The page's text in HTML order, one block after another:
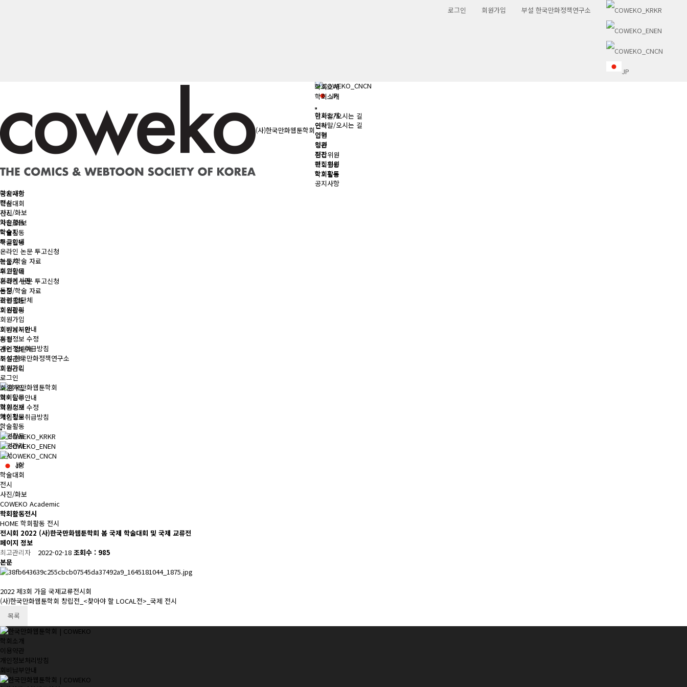
KR
EN
CN
JP
부설 한국만화정책연구소
회원가입
로그인
(사)한국만화웹툰학회
학회소개
학회소개
인사말/오시는 길
연혁
임원
정관
편집위원
학회활동
학회활동
공지사항
학술대회
전시
사진/화보
학술활동
학술활동
학술지
투고안내
온라인 논문 투고신청
논문/학술 자료
회원활동
회원활동
회원게시판
동정
관련 협단체
회원관리
회원관리
회원가입
회비납부안내
회원정보 수정
개인정보취급방침
KR
EN
CN
JP
CN
JP
학회소개
인사말/오시는 길
연혁
임원
정관
편집위원
학회활동
공지사항
학술대회
전시
사진/화보
학술활동
학술지
투고안내
온라인 논문 투고신청
논문/학술 자료
회원활동
회원게시판
동정
관련 협단체
회원관리
회원가입
회비납부안내
회원정보 수정
개인정보취급방침
부설 한국만화정책연구소
회원가입
로그인
학회활동
학회소개
학회활동
학술활동
회원활동
회원관리
전시
공지사항
학술대회
전시
사진/화보
COWEKO Academic
학회활동전시
HOME 학회활동 전시
전시회 2022 (사)한국만화웹툰학회 봄 국제 학술대회 및 국제 교류전
페이지 정보
최고관리자
2022-02-18 조회수 : 985
본문
2022 제3회 가을 국제교류전시회
(사)한국만화웹툰학회 창립전_<찾아야 할 LOCAL전>_국제 전시
목록
학회소개
이용약관
개인정보처리방침
회비납부안내